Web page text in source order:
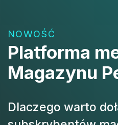
NOWOŚĆ
Platforma
Magazynu
Dlaczego warto